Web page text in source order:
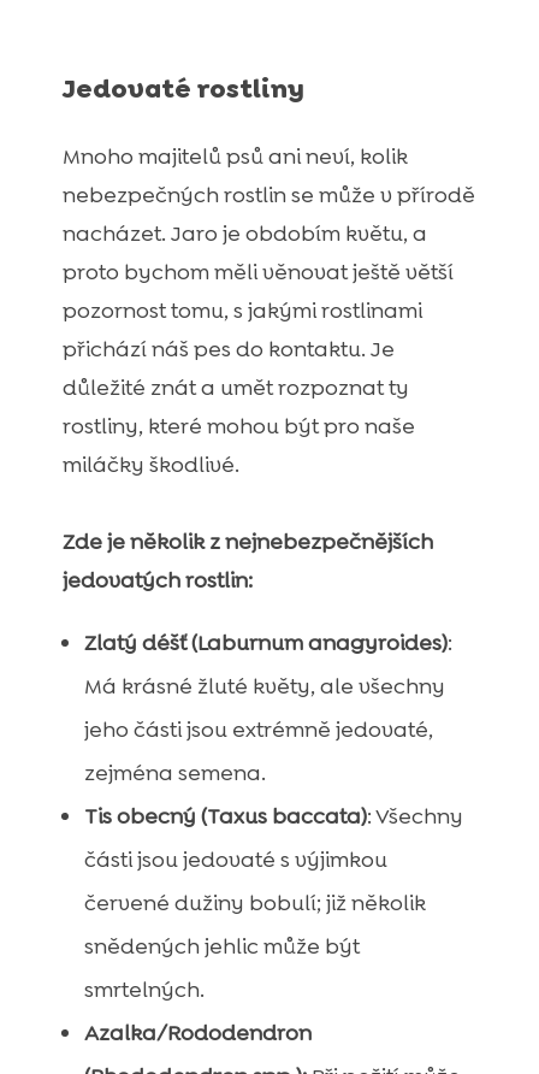
Jedovaté rostliny
Mnoho majitelů psů ani neví, kolik
nebezpečných rostlin se může v přírodě
nacházet. Jaro je obdobím květu, a
proto bychom měli věnovat ještě větší
pozornost tomu, s jakými rostlinami
přichází náš pes do kontaktu. Je
důležité znát a umět rozpoznat ty
rostliny, které mohou být pro naše
miláčky škodlivé.
Zde je několik z nejnebezpečnějších
jedovatých rostlin:
Zlatý déšť (Laburnum anagyroides):
Má krásné žluté květy, ale všechny
jeho části jsou extrémně jedovaté,
zejména semena.
Tis obecný (Taxus baccata): Všechny
části jsou jedovaté s výjimkou
červené dužiny bobulí; již několik
snědených jehlic může být
smrtelných.
Azalka/Rododendron